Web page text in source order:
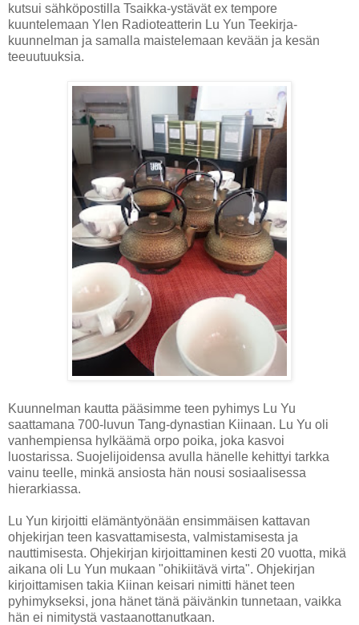
kutsui sähköpostilla Tsaikka-ystävät ex tempore
kuuntelemaan Ylen Radioteatterin Lu Yun Teekirja-
kuunnelman ja samalla maistelemaan kevään ja kesän
teeuutuuksia.
Kuunnelman kautta pääsimme teen pyhimys Lu Yu
saattamana 700-luvun Tang-dynastian Kiinaan. Lu Yu oli
vanhempiensa hylkäämä orpo poika, joka kasvoi
luostarissa. Suojelijoidensa avulla hänelle kehittyi tarkka
vainu teelle, minkä ansiosta hän nousi sosiaalisessa
hierarkiassa.
Lu Yun kirjoitti elämäntyönään ensimmäisen kattavan
ohjekirjan teen kasvattamisesta, valmistamisesta ja
nauttimisesta. Ohjekirjan kirjoittaminen kesti 20 vuotta, mikä
aikana oli Lu Yun mukaan "ohikiitävä virta". Ohjekirjan
kirjoittamisen takia Kiinan keisari nimitti hänet teen
pyhimykseksi, jona hänet tänä päivänkin tunnetaan, vaikka
hän ei nimitystä vastaanottanutkaan.